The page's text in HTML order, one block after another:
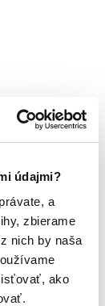
údajmi?
a
zbierame
nich by naša
ako
(bez
stav